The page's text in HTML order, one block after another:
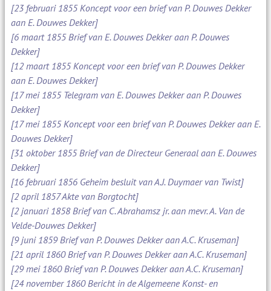
[23 februari 1855 Koncept voor een brief van P. Douwes Dekker
aan E. Douwes Dekker]
[6 maart 1855 Brief van E. Douwes Dekker aan P. Douwes
Dekker]
[12 maart 1855 Koncept voor een brief van P. Douwes Dekker
aan E. Douwes Dekker]
[17 mei 1855 Telegram van E. Douwes Dekker aan P. Douwes
Dekker]
[17 mei 1855 Koncept voor een brief van P. Douwes Dekker aan E.
Douwes Dekker]
[31 oktober 1855 Brief van de Directeur Generaal aan E. Douwes
Dekker]
[16 februari 1856 Geheim besluit van A.J. Duymaer van Twist]
[2 april 1857 Akte van Borgtocht]
[2 januari 1858 Brief van C. Abrahamsz jr. aan mevr. A. Van de
Velde-Douwes Dekker]
[9 juni 1859 Brief van P. Douwes Dekker aan A.C. Kruseman]
[21 april 1860 Brief van P. Douwes Dekker aan A.C. Kruseman]
[29 mei 1860 Brief van P. Douwes Dekker aan A.C. Kruseman]
[24 november 1860 Bericht in de Algemeene Konst- en